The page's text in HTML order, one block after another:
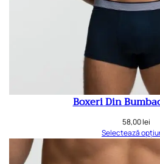
Boxeri Din
58,00lei
Selectează